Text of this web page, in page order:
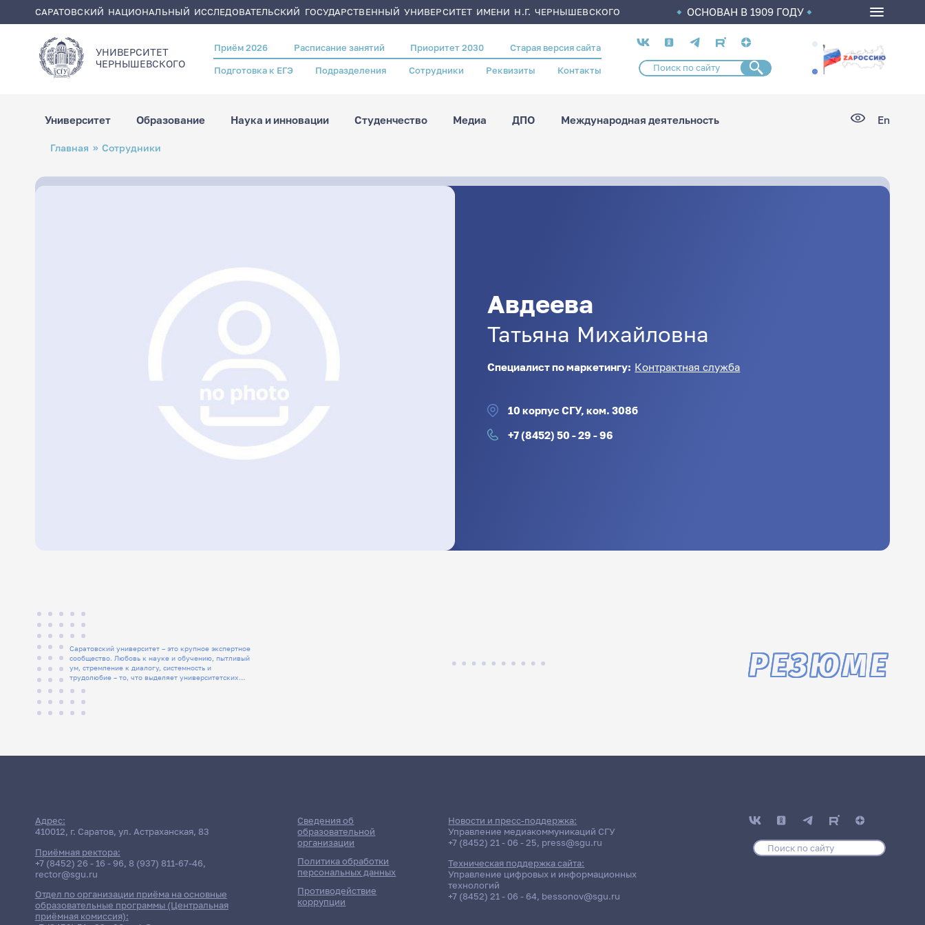
САРАТОВСКИЙ НАЦИОНАЛЬНЫЙ ИССЛЕДОВАТЕЛЬСКИЙ ГОСУДАРСТВЕННЫЙ УНИВЕРСИТЕТ ИМЕНИ Н.Г. ЧЕРНЫШЕВСКОГО ОСНОВАН В 1909 ГОДУ
УНИВЕРСИТЕТ
ЧЕРНЫШЕВСКОГO
Header
menu
Приём 2026 Расписание занятий Приоритет 2030 Старая версия сайта
Подготовка к ЕГЭ Подразделения Сотрудники Реквизиты Контакты
Социальные
сети
Университет Образование Наука и инновации Студенчество Медиа ДПО Международная деятельность En
Строка
навигации
Главная Сотрудники
Авдеева
Татьяна Михайловна
Специалист по маркетингу: Контрактная служба
10 корпус СГУ, ком. 308б
+7 (8452) 50 - 29 - 96
Саратовский университет – это крупное экспертное
сообщество. Любовь к науке и обучению, пытливый
ум, стремление к диалогу, системность и
трудолюбие – то, что выделяет университетских
РЕЗЮМЕ
Адрес:
410012, г. Саратов, ул. Астраханская, 83
Приёмная ректора:
+7 (8452) 26 - 16 - 96, 8 (937) 811-67-46,
rector@sgu.ru
Отдел по организации приёма на основные
образовательные программы (Центральная
приёмная комиссия):
Сведения об
образовательной
организации
Политика обработки
персональных данных
Противодействие
коррупции
Новости и пресс-поддержка:
Управление медиакоммуникаций СГУ
+7 (8452) 21 - 06 - 25, press@sgu.ru
Техническая поддержка сайта:
Управление цифровых и информационных
технологий
+7 (8452) 21 - 06 - 64, bessonov@sgu.ru